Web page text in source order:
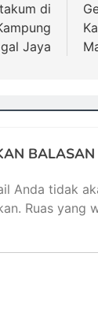
di
Jaya
BALASAN
Anda tidak
Ruas yang